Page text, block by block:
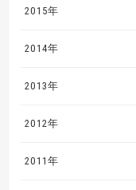
2015年
2014年
2013年
2012年
2011年